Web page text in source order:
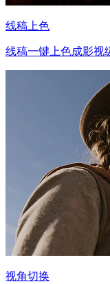
线稿上色
线稿一键上色成影视
视角切换